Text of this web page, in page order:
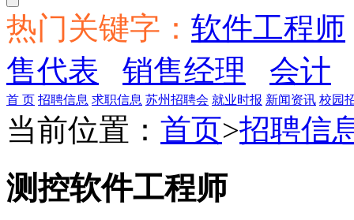
热门关键字： 软件工程师
售代表
销售经理 会计
首 页 招聘信息 求职信息 苏州招聘会 就业时报 新闻资讯 校园
当前位置： 首页>招聘信
测控软件工程师